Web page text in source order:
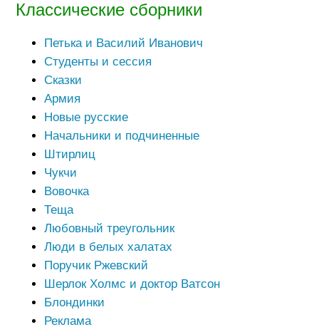
Классические сборники
Петька и Василий Иванович
Студенты и сессия
Сказки
Армия
Новые русские
Начальники и подчиненные
Штирлиц
Чукчи
Вовочка
Теща
Любовный треугольник
Люди в белых халатах
Поручик Ржевский
Шерлок Холмс и доктор Ватсон
Блондинки
Реклама